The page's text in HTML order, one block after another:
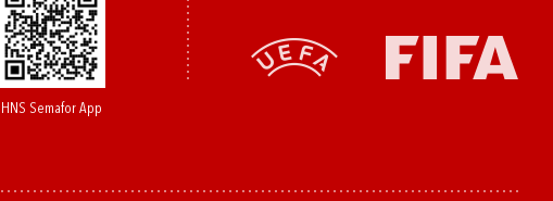
HNS Semafor App